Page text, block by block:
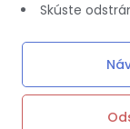
Skúste